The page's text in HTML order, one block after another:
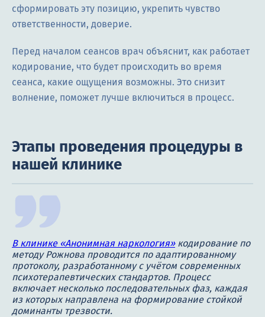
сформировать эту позицию, укрепить чувство
ответственности, доверие.
Перед началом сеансов врач объяснит, как работает
кодирование, что будет происходить во время
сеанса, какие ощущения возможны. Это снизит
волнение, поможет лучше включиться в процесс.
Этапы проведения процедуры в
нашей клинике
В клинике «Анонимная наркология»кодирование по
методу Рожнова проводится по адаптированному
протоколу, разработанному с учётом современных
психотерапевтических стандартов. Процесс
включает несколько последовательных фаз, каждая
из которых направлена на формирование стойкой
доминанты трезвости.